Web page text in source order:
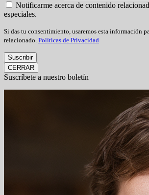
Notificarme acerca de contenido
especiales.
Si das tu consentimiento, usaremos esta información
relacionado. Políticas de Privacidad
Suscribir
CERRAR
Suscríbete a nuestro boletín